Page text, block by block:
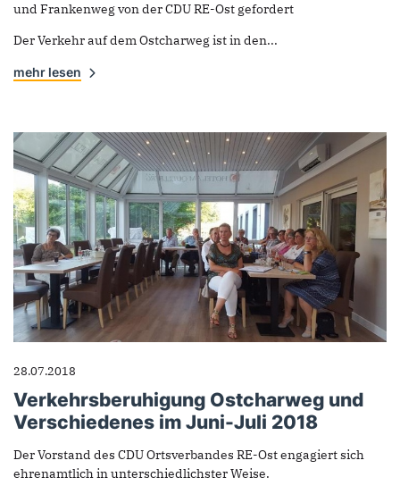
und Frankenweg von der CDU RE-Ost gefordert
Der Verkehr auf dem Ostcharweg ist in den...
mehr lesen
28.07.2018
Verkehrsberuhigung Ostcharweg und
Verschiedenes im Juni-Juli 2018
Der Vorstand des CDU Ortsverbandes RE-Ost engagiert sich
ehrenamtlich in unterschiedlichster Weise.